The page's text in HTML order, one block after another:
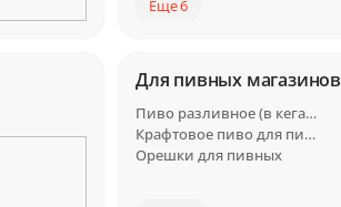
Еще 6
Для пивных магазинов
Пиво разливное (в кегах) для пивных
Крафтовое пиво для пивных
Орешки для пивных